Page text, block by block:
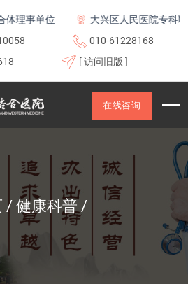
事单位
大兴区人民医院专科联盟
010-61228168
[ 访问旧版 ]
在线咨询
健康科普